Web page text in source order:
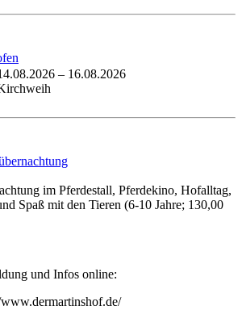
– 16.08.2026
im Pferdestall, Pferdekino, Hofalltag,
Spaß mit den Tieren (6-10 Jahre; 130,00
und Infos online: